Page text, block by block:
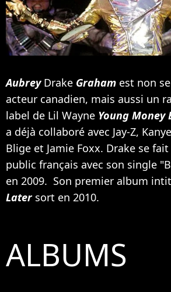
Aubrey Drake Graham est non
acteur canadien, mais aussi un
label de Lil Wayne Young
a déjà collaboré avec Jay-Z,
Blige et Jamie Foxx. Drake se
public français avec son single
en 2009. Son premier album
Latersort en 2010.
ALBUMS